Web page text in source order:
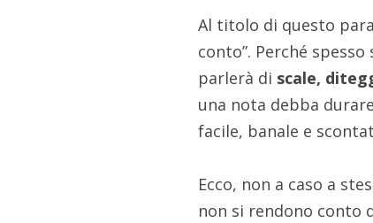
Al titolo di questo
conto”. Perché
parlerà di scale,
una nota debba
facile, banale e
Ecco, non a caso a
non si rendono conto